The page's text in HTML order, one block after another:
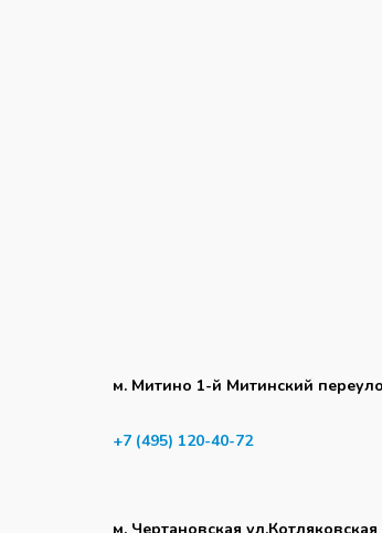
м. Митино 1-й Митинский
+7 (495) 120-40-72